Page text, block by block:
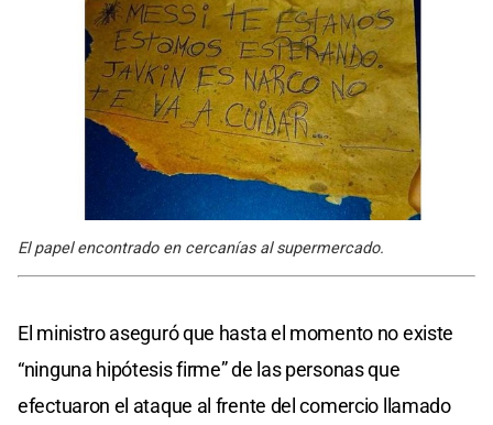
El papel encontrado en cercanías al supermercado.
El ministro aseguró que hasta el momento no existe
“ninguna hipótesis firme” de las personas que
efectuaron el ataque al frente del comercio llamado